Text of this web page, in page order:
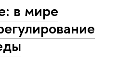
в мире